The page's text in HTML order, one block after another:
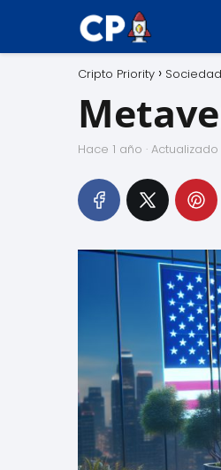
Cripto Priority Sociedad
hace 1 año ·